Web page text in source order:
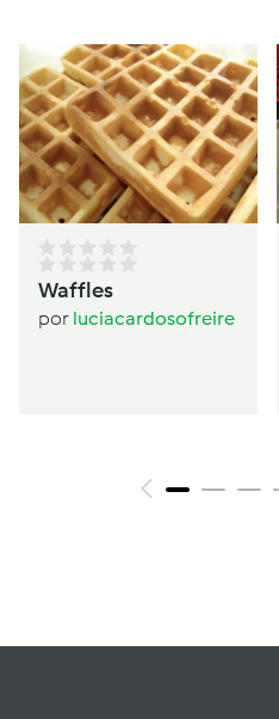
Waffles
por luciacardosofreire